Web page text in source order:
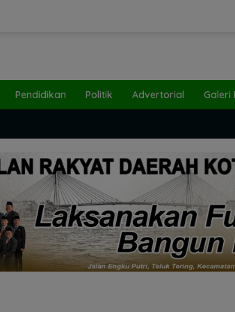
Pendidikan Politik Advertorial Galeri